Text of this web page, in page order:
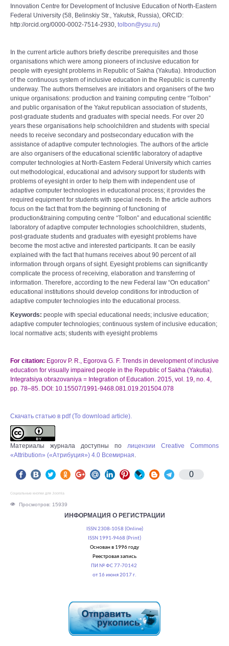
Innovation Centre for Development of Inclusive Education of North-Eastern
Federal University (58, Belinskiy Str., Yakutsk, Russia), ORCID:
http://orcid.org/0000-0002-7514-2930, tolbon@ysu.ru)
In the current article authors briefly describe prerequisites and those
organisations which were among pioneers of inclusive education for
people with eyesight problems in Republic of Sakha (Yakutia). Introduction
of the continuous system of inclusive education in the Republic is currently
underway. The authors themselves are initiators and organisers of the two
unique organisations: production and training computing centre “Tolbon”
and public organisation of the Yakut republican association of students,
post-graduate students and graduates with special needs. For over 20
years these organisations help schoolchildren and students with special
needs to receive secondary and postsecondary education with the
assistance of adaptive computer technologies. The authors of the article
are also organisers of the educational scientific laboratory of adaptive
computer technologies at North-Eastern Federal University which carries
out methodological, educational and advisory support for students with
problems of eyesight in order to help them with independent use of
adaptive computer technologies in educational process; it provides the
required equipment for students with special needs. In the article authors
focus on the fact that from the beginning of functioning of
production&training computing centre “Tolbon” and educational scientific
laboratory of adaptive computer technologies schoolchildren, students,
post-graduate students and graduates with eyesight problems have
become the most active and interested participants. It can be easily
explained with the fact that humans receives about 90 percent of all
information through organs of sight. Eyesight problems can significantly
complicate the process of receiving, elaboration and transferring of
information. Therefore, according to the new Federal law “On education”
educational institutions should develop conditions for introduction of
adaptive computer technologies into the educational process.
Keywords: people with special educational needs; inclusive education;
adaptive computer technologies; continuous system of inclusive education;
local normative acts; students with eyesight problems
For citation: Egorov P. R., Egorova G. F. Trends in development of inclusive
education for visually impaired people in the Republic of Sakha (Yakutia).
Integratsiya obrazovaniya = Integration of Education. 2015, vol. 19, no. 4,
pp. 78–85. DOI: 10.15507/1991-9468.081.019.201504.078
Скачать статью в pdf (To download article).
Материалы журнала доступны по лицензии Creative Commons
«Attribution» («Атрибуция») 4.0 Всемирная.
0
Социальные кнопки для Joomla
Просмотров: 15939
ИНФОРМАЦИЯ О РЕГИСТРАЦИИ
ISSN 2308-1058 (Online)
ISSN 1991-9468 (Print)
Основан в 1996 году
Реестровая запись
ПИ № ФС 77-70142
от 16 июня 2017 г.